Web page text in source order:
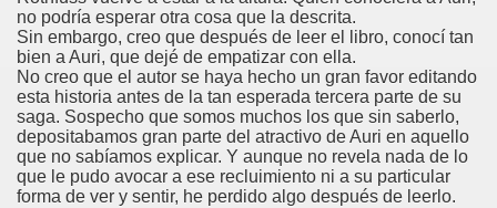
no podría esperar otra cosa que la descrita.
Sin embargo, creo que después de leer el libro, conocí tan
bien a Auri, que dejé de empatizar con ella.
No creo que el autor se haya hecho un gran favor editando
esta historia antes de la tan esperada tercera parte de su
saga. Sospecho que somos muchos los que sin saberlo,
depositabamos gran parte del atractivo de Auri en aquello
que no sabíamos explicar. Y aunque no revela nada de lo
que le pudo avocar a ese recluimiento ni a su particular
forma de ver y sentir, he perdido algo después de leerlo.